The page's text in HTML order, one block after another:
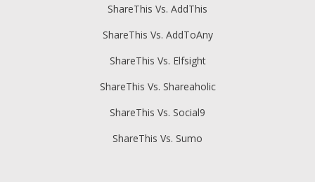
ShareThis Vs. AddThis
ShareThis Vs. AddToAny
ShareThis Vs. Elfsight
ShareThis Vs. Shareaholic
ShareThis Vs. Social9
ShareThis Vs. Sumo